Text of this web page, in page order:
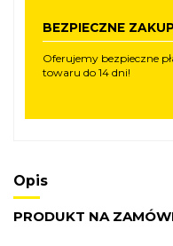
BEZPIECZNE
Oferujemy bezpieczne
towaru do 14 dni!
Opis
PRODUKT NA